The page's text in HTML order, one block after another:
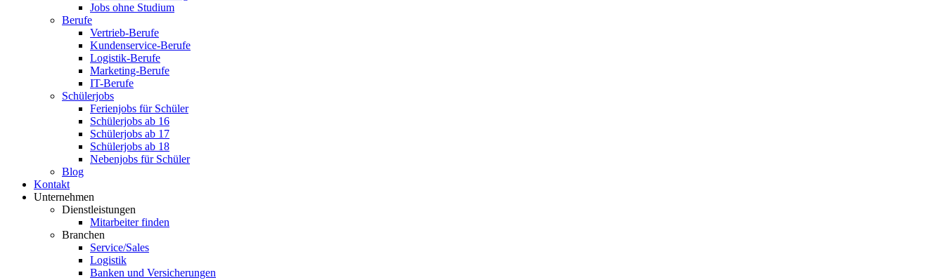
Jobs ohne Studium
Berufe
Vertrieb-Berufe
Kundenservice-Berufe
Logistik-Berufe
Marketing-Berufe
IT-Berufe
Schülerjobs
Ferienjobs für Schüler
Schülerjobs ab 16
Schülerjobs ab 17
Schülerjobs ab 18
Nebenjobs für Schüler
Blog
Kontakt
Unternehmen
Dienstleistungen
Mitarbeiter finden
Branchen
Service/Sales
Logistik
Banken und Versicherungen